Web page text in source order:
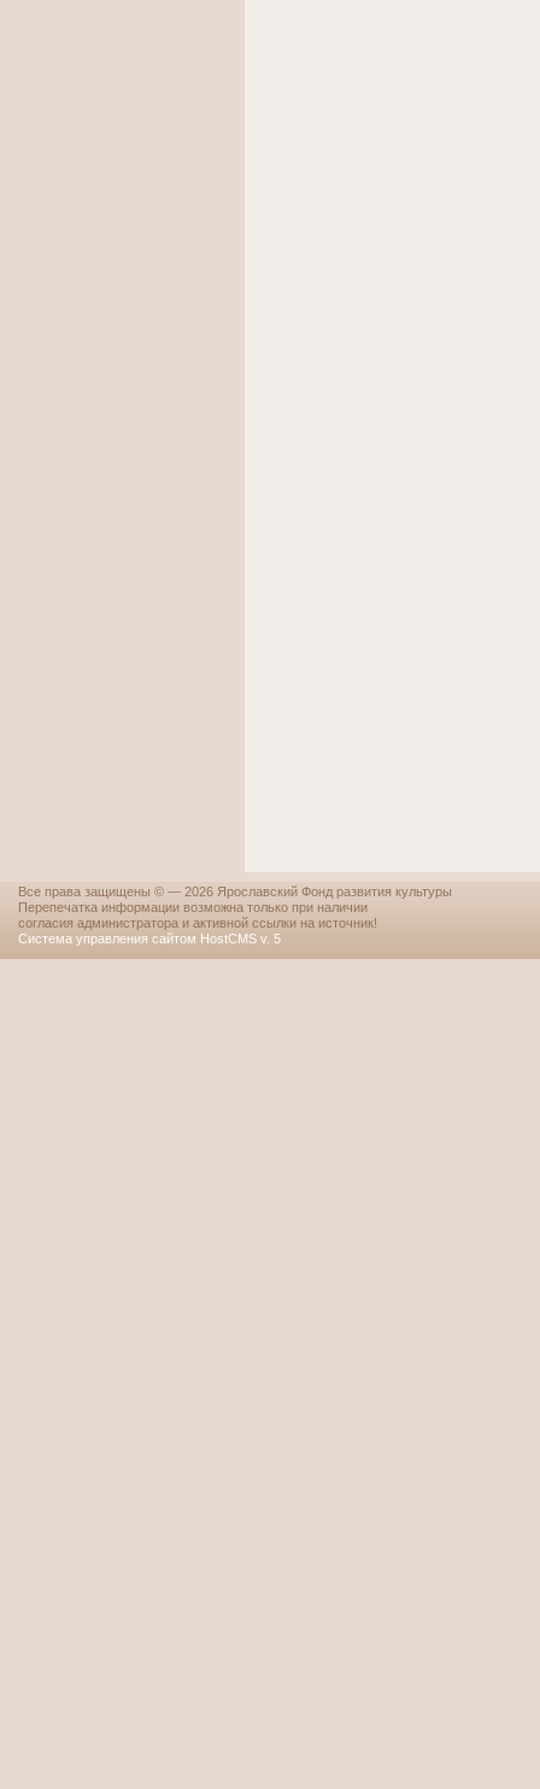
Все права защищены © — 2026 Ярославский Фонд развития культуры
Перепечатка информации возможна только при наличии
согласия администратора и активной ссылки на источник!
Система управления сайтом HostCMS v. 5